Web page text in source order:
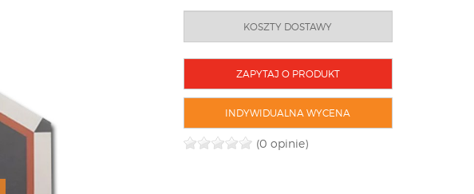
KOSZTY DOSTAWY
ZAPYTAJ O PRODUKT
INDYWIDUALNA WYCENA
(0 opinie)